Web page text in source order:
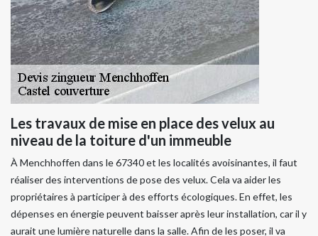
Les travaux de mise en place des velux au
niveau de la toiture d'un immeuble
À Menchhoffen dans le 67340 et les localités avoisinantes, il faut
réaliser des interventions de pose des velux. Cela va aider les
propriétaires à participer à des efforts écologiques. En effet, les
dépenses en énergie peuvent baisser après leur installation, car il y
aurait une lumière naturelle dans la salle. Afin de les poser, il va